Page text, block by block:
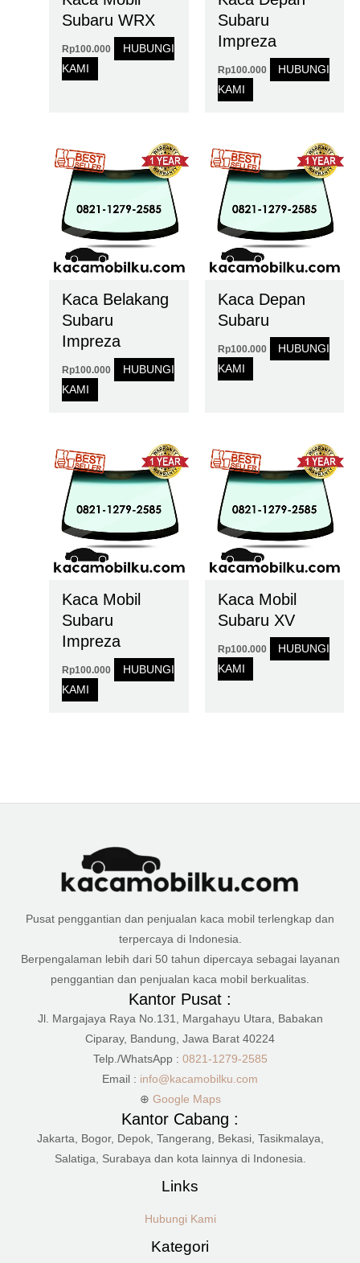
Subaru WRX
Rp100.000
HUBUNGI
KAMI
Subaru
Impreza
Rp100.000
HUBUNGI
KAMI
Kaca Belakang
Subaru
Impreza
Rp100.000
HUBUNGI
KAMI
Kaca Depan
Subaru
Rp100.000
HUBUNGI
KAMI
Kaca Mobil
Subaru
Impreza
Rp100.000
HUBUNGI
KAMI
Kaca Mobil
Subaru XV
Rp100.000
HUBUNGI
KAMI
Pusat penggantian dan penjualan kaca mobil terlengkap dan
terpercaya di Indonesia.
Berpengalaman lebih dari 50 tahun dipercaya sebagai layanan
penggantian dan penjualan kaca mobil berkualitas.
Kantor Pusat :
Jl. Margajaya Raya No.131, Margahayu Utara, Babakan
Ciparay, Bandung, Jawa Barat 40224
Telp./WhatsApp : 0821-1279-2585
Email : info@kacamobilku.com
⊕ Google Maps
Kantor Cabang :
Jakarta, Bogor, Depok, Tangerang, Bekasi, Tasikmalaya,
Salatiga, Surabaya dan kota lainnya di Indonesia.
Links
Hubungi Kami
Kategori